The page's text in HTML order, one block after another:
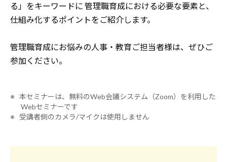
る」をキーワードに 管理職育成における必要な要素と、
仕組み化するポイントをご紹介します。
管理職育成にお悩みの人事・教育ご担当者様は、ぜひご
参加ください。
※ 本セミナーは、無料のWeb会議システム（Zoom）を利用した
Webセミナーです
※ 受講者側のカメラ/マイクは使用しません